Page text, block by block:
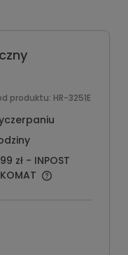
produktu: HR-3251E
zł - INPOST